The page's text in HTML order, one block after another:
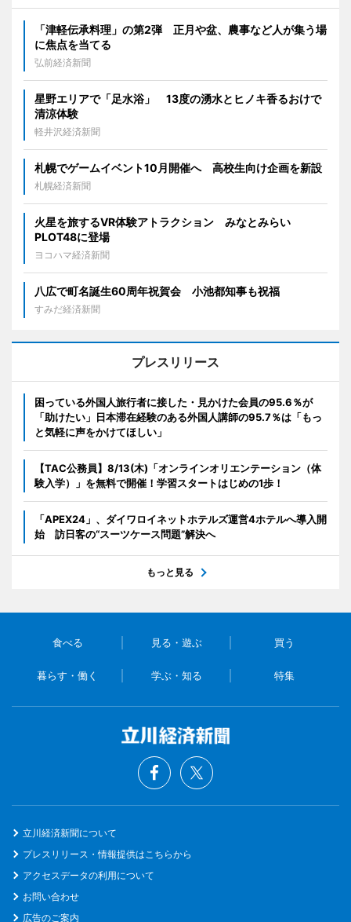
「津軽伝承料理」の第2弾 正月や盆、農事など人が集う場
に焦点を当てる
弘前経済新聞
星野エリアで「足水浴」 13度の湧水とヒノキ香るおけで
清涼体験
軽井沢経済新聞
札幌でゲームイベント10月開催へ 高校生向け企画を新設
札幌経済新聞
火星を旅するVR体験アトラクション みなとみらい
PLOT48に登場
ヨコハマ経済新聞
八広で町名誕生60周年祝賀会 小池都知事も祝福
すみだ経済新聞
プレスリリース
困っている外国人旅行者に接した・見かけた会員の95.6％が
「助けたい」日本滞在経験のある外国人講師の95.7％は「もっ
と気軽に声をかけてほしい」
【TAC公務員】8/13(木)「オンラインオリエンテーション（体
験入学）」を無料で開催！学習スタートはじめの1歩！
「APEX24」、ダイワロイネットホテルズ運営4ホテルへ導入開
始 訪日客の“スーツケース問題”解決へ
もっと見る
食べる 見る・遊ぶ 買う
暮らす・働く 学ぶ・知る 特集
立川経済新聞について
プレスリリース・情報提供はこちらから
アクセスデータの利用について
お問い合わせ
広告のご案内